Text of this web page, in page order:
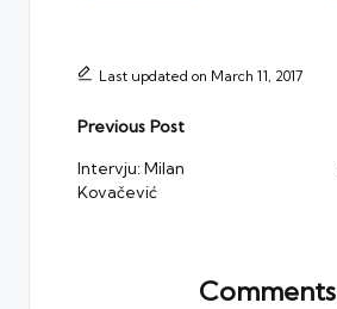
Last updated on March 11, 2017
Post
navigation
Previous Post
Intervju: Milan
Kovačević
Comments